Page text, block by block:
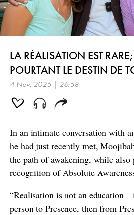
minutes,
seconds
LA RÉALISATION EST RARE;
POURTANT LE DESTIN DE
4 Nov, 2025 | 26:58
In an intimate conversation with
he had just recently met,
the path of awakening, while
recognition of Absolute
“Realisation is not an
person to Presence, then from